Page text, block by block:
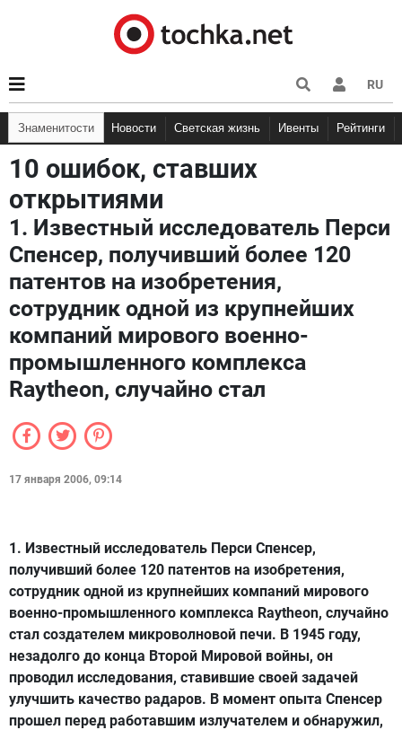
RU
Знаменитости Новости Светская жизнь Ивенты Рейтинги
10 ошибок, ставших
открытиями
1. Известный исследователь Перси
Спенсер, получивший более 120
патентов на изобретения,
сотрудник одной из крупнейших
компаний мирового военно-
промышленного комплекса
Raytheon, случайно стал
17 января 2006, 09:14
1. Известный исследователь Перси Спенсер,
получивший более 120 патентов на изобретения,
сотрудник одной из крупнейших компаний мирового
военно-промышленного комплекса Raytheon, случайно
стал создателем микроволновой печи. В 1945 году,
незадолго до конца Второй Мировой войны, он
проводил исследования, ставившие своей задачей
улучшить качество радаров. В момент опыта Спенсер
прошел перед работавшим излучателем и обнаружил,